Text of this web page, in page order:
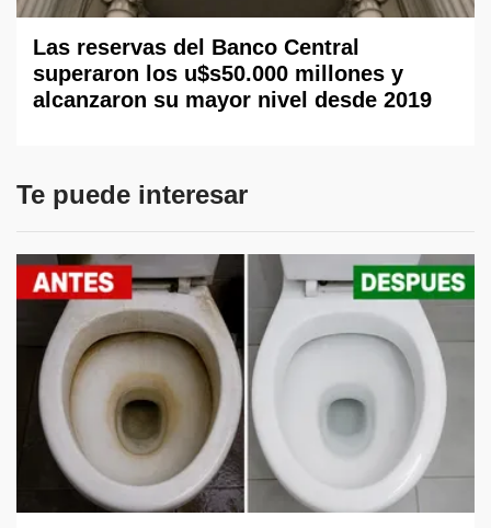
Las reservas del Banco Central
superaron los u$s50.000 millones y
alcanzaron su mayor nivel desde 2019
Te puede interesar